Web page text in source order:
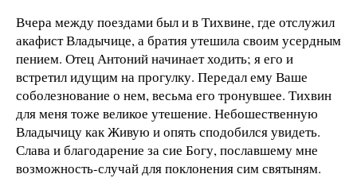
Вчера между поездами был и в Тихвине, где отслужил
акафист Владычице, а братия утешила своим усердным
пением. Отец Антоний начинает ходить; я его и
встретил идущим на прогулку. Передал ему Ваше
соболезнование о нем, весьма его тронувшее. Тихвин
для меня тоже великое утешение. Небошественную
Владычицу как Живую и опять сподобился увидеть.
Слава и благодарение за сие Богу, пославшему мне
возможность-случай для поклонения сим святыням.